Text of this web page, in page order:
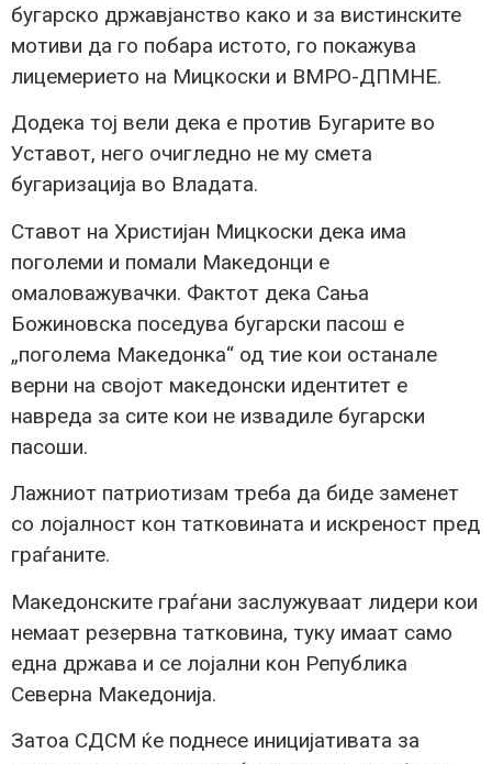
бугарско државјанство како и за вистинските
мотиви да го побара истото, го покажува
лицемерието на Мицкоски и ВМРО-ДПМНЕ.
Додека тој вели дека е против Бугарите во
Уставот, него очигледно не му смета
бугаризација во Владата.
Ставот на Христијан Мицкоски дека има
поголеми и помали Македонци е
омаловажувачки. Фактот дека Сања
Божиновска поседува бугарски пасош е
„поголема Македонка“ од тие кои останале
верни на својот македонски идентитет е
навреда за сите кои не извадиле бугарски
пасоши.
Лажниот патриотизам треба да биде заменет
со лојалност кон татковината и искреност пред
граѓаните.
Македонските граѓани заслужуваат лидери кои
немаат резервна татковина, туку имаат само
една држава и се лојални кон Република
Северна Македонија.
Затоа СДСМ ќе поднесе иницијативата за